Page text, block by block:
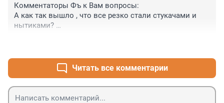
Комментаторы Фъ к Вам вопросы:
А как так вышло , что все резко стали стукачами и
нытиками?
лишь бы плохо другому сделать.
Читать все комментарии